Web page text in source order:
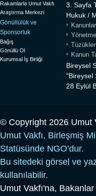
Rakamlarla Umut Vakfı
Araştırma Merkezi
Gönüllülük ve
Sponsorluk
Bağış
Gönüllü Ol
Kurumsal İş Birliği
3. Sayfa
Hukuk /
Kanunlar
Tüzükler
Kanun
Bireysel
"Bireysel
28 Eylül
© Copyright 2026 Umut
Umut Vakfı, Birleşmiş
Statüsünde NGO’dur.
Bu sitedeki görsel ve
kullanılabilir.
Umut Vakfı'na,